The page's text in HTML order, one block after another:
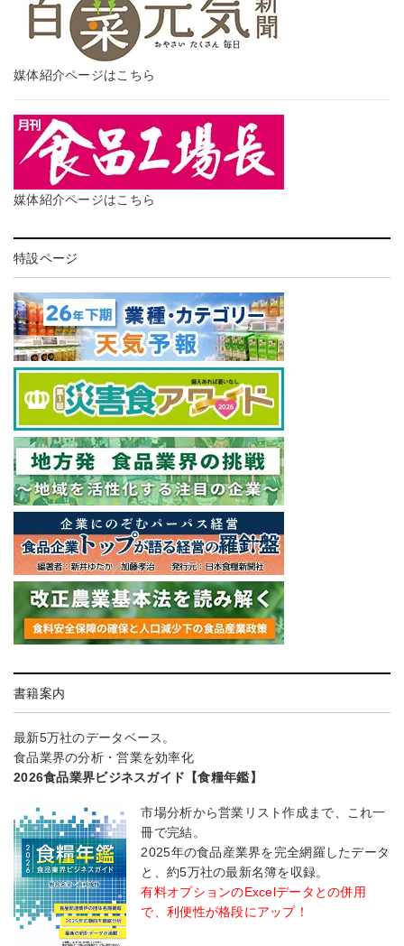
媒体紹介ページはこちら
媒体紹介ページはこちら
特設ページ
書籍案内
最新5万社のデータベース。
食品業界の分析・営業を効率化
2026食品業界ビジネスガイド【食糧年鑑】
市場分析から営業リスト作成まで、これ一
冊で完結。
2025年の食品産業界を完全網羅したデータ
と、約5万社の最新名簿を収録。
有料オプションのExcelデータとの併用
で、利便性が格段にアップ！